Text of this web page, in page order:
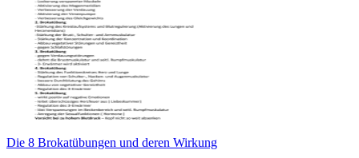
Die 8 Brokatübungen und deren Wirkung